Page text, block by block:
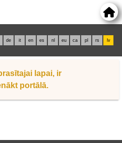
de it en es nl eu ca pl rs lv
lapai, ir
portālā.